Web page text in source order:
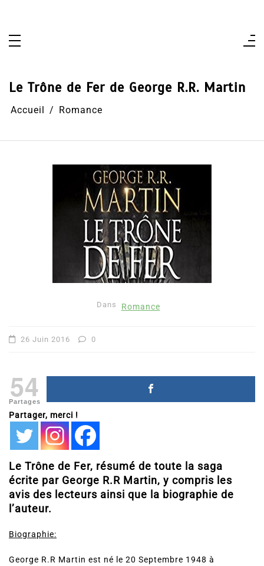
Le Trône de Fer de George R.R. Martin
Accueil Romance
Dans Romance
26 Juin 2016 0
54
Partages
Partager, merci !
Le Trône de Fer, résumé de toute la saga
écrite par George R.R Martin, y compris les
avis des lecteurs ainsi que la biographie de
l’auteur.
Biographie:
George R.R Martin est né le 20 Septembre 1948 à